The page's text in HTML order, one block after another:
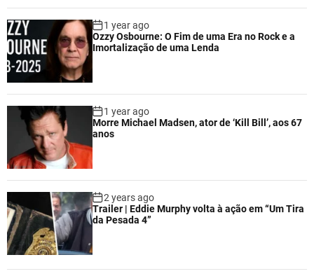
1 year ago
Ozzy Osbourne: O Fim de uma Era no Rock e a
Imortalização de uma Lenda
1 year ago
Morre Michael Madsen, ator de ‘Kill Bill’, aos 67
anos
2 years ago
Trailer | Eddie Murphy volta à ação em “Um Tira
da Pesada 4”